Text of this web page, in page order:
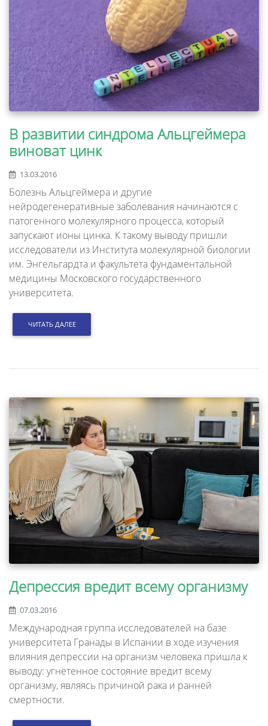
В развитии синдрома Альцгеймера
виноват цинк
13.03.2016
Болезнь Альцгеймера и другие
нейродегенеративные заболевания начинаются с
патогенного молекулярного процесса, который
запускают ионы цинка. К такому выводу пришли
исследователи из Института молекулярной биологии
им. Энгельгардта и факультета фундаментальной
медицины Московского государственного
университета.
ЧИТАТЬ ДАЛЕЕ
Депрессия вредит всему организму
07.03.2016
Международная группа исследователей на базе
университета Гранады в Испании в ходе изучения
влияния депрессии на организм человека пришла к
выводу: угнетенное состояние вредит всему
организму, являясь причиной рака и ранней
смертности.